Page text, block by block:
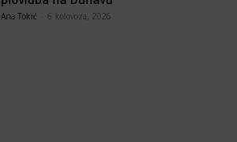
Ana Tokić 6 kolovoza, 2026